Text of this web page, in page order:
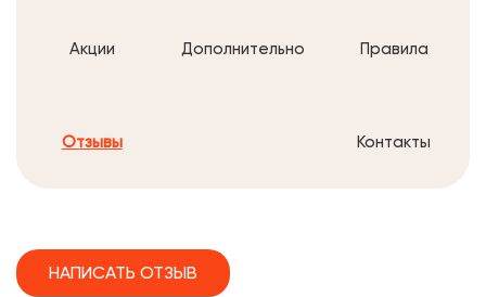
Акции Дополнительно Правила
Отзывы Контакты
НАПИСАТЬ ОТЗЫВ